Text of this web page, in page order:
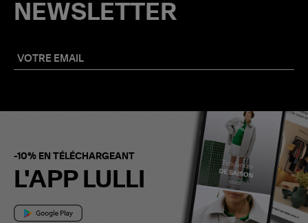
NEWSLETTER
-10% EN TÉLÉCHARGEANT
L'APP LULLI